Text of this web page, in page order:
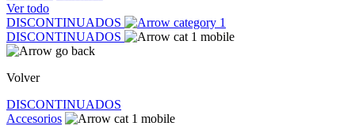
Ver todo
DISCONTINUADOS
DISCONTINUADOS
Volver
DISCONTINUADOS
Accesorios